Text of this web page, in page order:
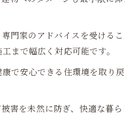
門家のアドバイスを受けるこ
まで幅広く対応可能です。
で安心できる住環境を取り
害を未然に防ぎ、快適な暮ら